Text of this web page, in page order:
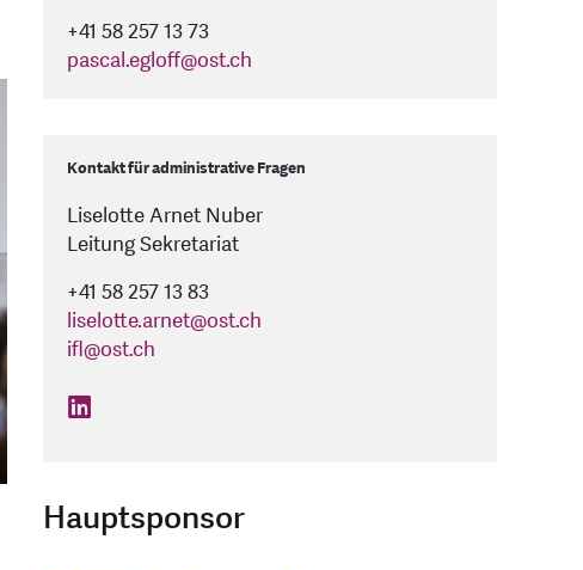
+41 58 257 13 73
pascal.egloff@ost.ch
Kontakt für administrative Fragen
Liselotte Arnet Nuber
Leitung Sekretariat
+41 58 257 13 83
liselotte.arnet@ost.ch
ifl@ost.ch
find us on: linkedin
Hauptsponsor